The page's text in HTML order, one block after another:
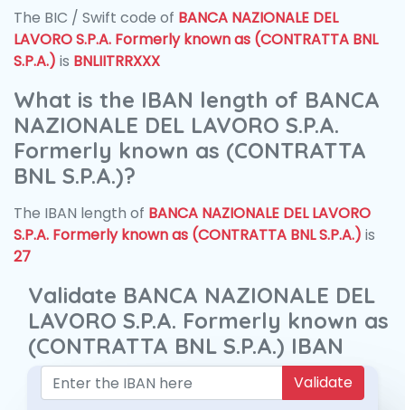
The BIC / Swift code of BANCA NAZIONALE DEL
LAVORO S.P.A. Formerly known as (CONTRATTA BNL
S.P.A.) is BNLIITRRXXX
What is the IBAN length of BANCA
NAZIONALE DEL LAVORO S.P.A.
Formerly known as (CONTRATTA
BNL S.P.A.)?
The IBAN length of BANCA NAZIONALE DEL LAVORO
S.P.A. Formerly known as (CONTRATTA BNL S.P.A.) is
27
Validate BANCA NAZIONALE DEL
LAVORO S.P.A. Formerly known as
(CONTRATTA BNL S.P.A.) IBAN
Validate